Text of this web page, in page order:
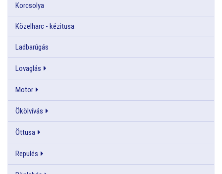
Korcsolya
Közelharc - kézitusa
Ladbarúgás
Lovaglás
Motor
Ökölvívás
Öttusa
Repülés